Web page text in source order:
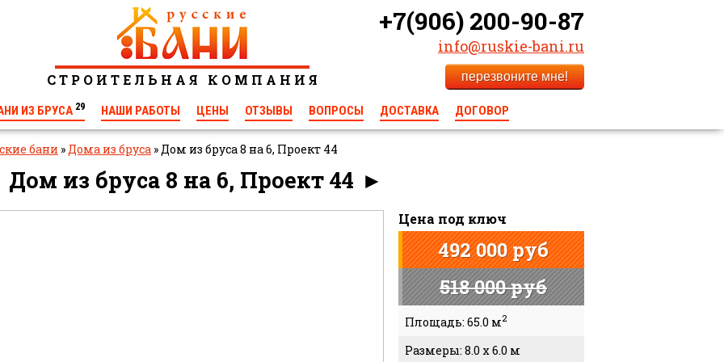
С Т Р О И Т Е Л Ь Н А Я К О М П А Н И Я
+7(906) 200-90-87
info@ruskie-bani.ru
перезвоните мне!
ИЗ БРУСА 29 НАШИ РАБОТЫ ЦЕНЫ ОТЗЫВЫ ВОПРОСЫ ДОСТАВКА ДОГОВОР
бани »Дома из бруса »Дом из бруса 8 на 6, Проект 44
Дом из бруса 8 на 6, Проект 44 ►
Цена под ключ
492 000 руб
518 000 руб
Площадь: 65.0 м2
Размеры: 8.0 x 6.0 м